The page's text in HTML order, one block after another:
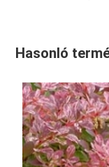
Hasonló